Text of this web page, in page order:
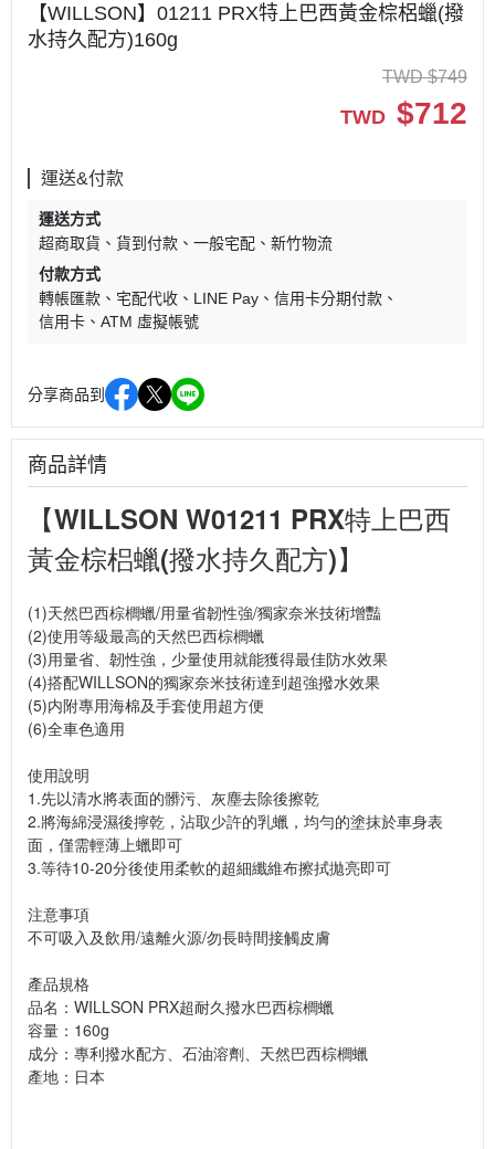
【WILLSON】01211 PRX特上巴西黃金棕梠蠟(撥
水持久配方)160g
TWD $749
TWD $712
運送&付款
運送方式
超商取貨
貨到付款 一般宅配
新竹物流
付款方式
轉帳匯款
宅配代收 LINE Pay
信用卡分期付款
信用卡
ATM 虛擬帳號
分享商品到
商品詳情
【WILLSON W01211 PRX特上巴西
黃金棕梠蠟(撥水持久配方)】
(1)天然巴西棕櫚蠟/用量省韌性強/獨家奈米技術增豔
(2)使用等級最高的天然巴西棕櫚蠟
(3)用量省、韌性強，少量使用就能獲得最佳防水效果
(4)搭配WILLSON的獨家奈米技術達到超強撥水效果
(5)内附專用海棉及手套使用超方便
(6)全車色適用
使用說明
1.先以清水將表面的髒污、灰塵去除後擦乾
2.將海綿浸濕後擰乾，沾取少許的乳蠟，均勻的塗抹於車身表
面，僅需輕薄上蠟即可
3.等待10-20分後使用柔軟的超細纖維布擦拭拋亮即可
注意事項
不可吸入及飲用/遠離火源/勿長時間接觸皮膚
產品規格
品名：WILLSON PRX超耐久撥水巴西棕櫚蠟
容量：160g
成分：專利撥水配方、石油溶劑、天然巴西棕櫚蠟
產地：日本